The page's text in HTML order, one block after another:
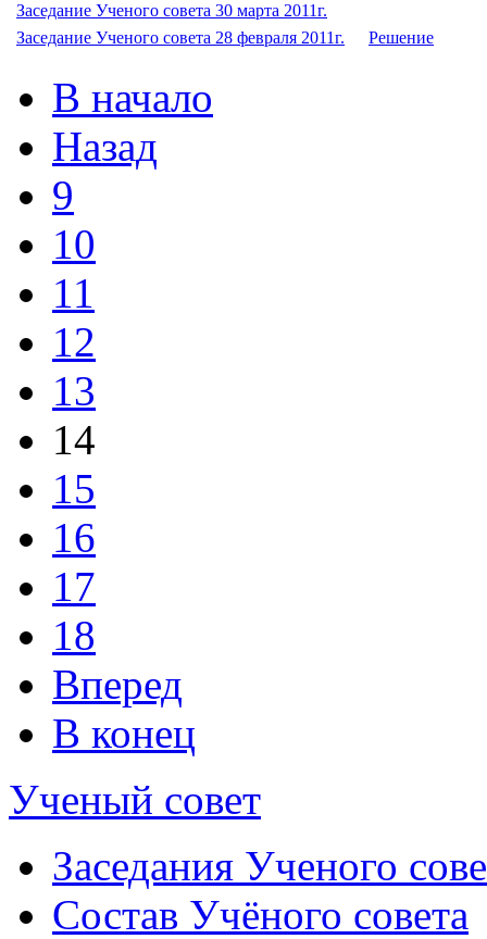
Заседание Ученого совета 30 марта 2011г.
Заседание Ученого совета 28 февраля 2011г.
Решение
В начало
Назад
9
10
11
12
13
14
15
16
17
18
Вперед
В конец
Ученый совет
Заседания Ученого
Состав Учёного совета